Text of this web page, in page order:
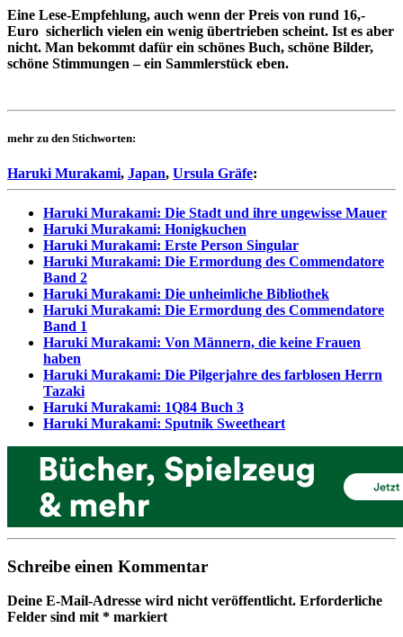
Eine Lese-Empfehlung, auch wenn der Preis von rund 16,-
Euro sicherlich vielen ein wenig übertrieben scheint. Ist es aber
nicht. Man bekommt dafür ein schönes Buch, schöne Bilder,
schöne Stimmungen – ein Sammlerstück eben.
mehr zu den Stichworten:
Haruki Murakami, Japan, Ursula Gräfe:
Haruki Murakami: Die Stadt und ihre ungewisse Mauer
Haruki Murakami: Honigkuchen
Haruki Murakami: Erste Person Singular
Haruki Murakami: Die Ermordung des Commendatore
Band 2
Haruki Murakami: Die unheimliche Bibliothek
Haruki Murakami: Die Ermordung des Commendatore
Band 1
Haruki Murakami: Von Männern, die keine Frauen
haben
Haruki Murakami: Die Pilgerjahre des farblosen Herrn
Tazaki
Haruki Murakami: 1Q84 Buch 3
Haruki Murakami: Sputnik Sweetheart
Schreibe einen Kommentar
Deine E-Mail-Adresse wird nicht veröffentlicht. Erforderliche
Felder sind mit* markiert